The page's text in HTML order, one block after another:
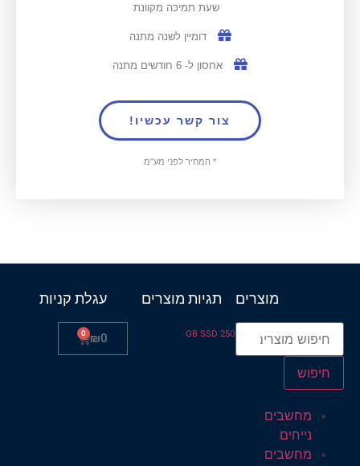
שעת תמיכה מקוונת
דומיין לשנה מתנה
אחסון ל- 6 חודשים מתנה
צור קשר עכשיו!
* המחיר לפני מע"מ
מוצרים
חיפוש
מחשבים
נייחים
מחשבים
תגיות מוצרים
250 GB SSD
עגלת קניות
₪0
0